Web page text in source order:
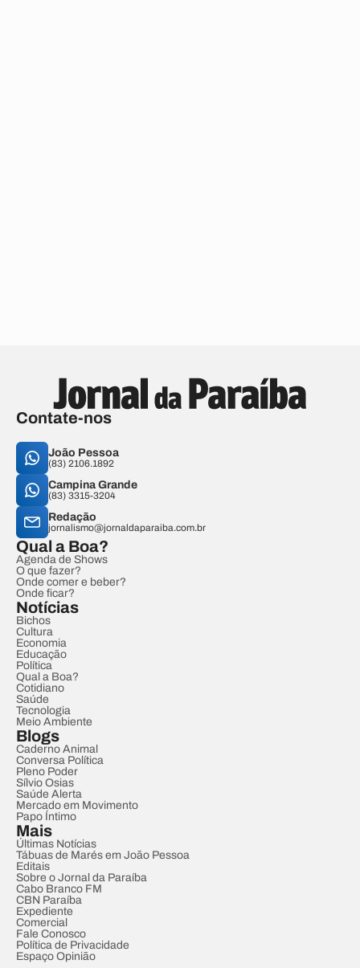
Contate-nos
João Pessoa
(83) 2106.1892
Campina Grande
(83) 3315-3204
Redação
jornalismo@jornaldaparaiba.com.br
Qual a Boa?
Agenda de Shows
O que fazer?
Onde comer e beber?
Onde ficar?
Notícias
Bichos
Cultura
Economia
Educação
Política
Qual a Boa?
Cotidiano
Saúde
Tecnologia
Meio Ambiente
Blogs
Caderno Animal
Conversa Política
Pleno Poder
Sílvio Osias
Saúde Alerta
Mercado em Movimento
Papo Íntimo
Mais
Últimas Notícias
Tábuas de Marés em João Pessoa
Editais
Sobre o Jornal da Paraíba
Cabo Branco FM
CBN Paraíba
Expediente
Comercial
Fale Conosco
Política de Privacidade
Espaço Opinião